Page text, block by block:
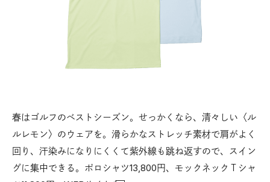
春はゴルフのベストシーズン。せっかくなら、清々しい〈ル
ルレモン〉のウェアを。滑らかなストレッチ素材で肩がよく
回り、汗染みになりにくくて紫外線も跳ね返すので、スイン
グに集中できる。ポロシャツ13,800円、モックネックＴシャ